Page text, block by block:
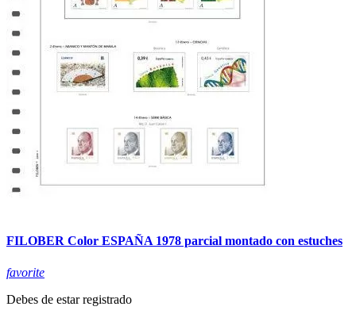
FILOBER Color ESPAÑA 1978 parcial montado con estuches
favorite
Debes de estar registrado